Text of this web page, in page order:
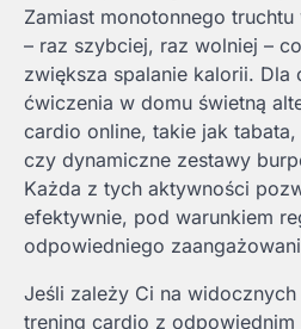
Zamiast monotonnego
– raz szybciej, raz wolniej –
zwiększa spalanie kalorii. Dla
ćwiczenia w domu świetną
cardio online, takie jak
czy dynamiczne zestawy
Każda z tych aktywności
efektywnie, pod warunkiem
odpowiedniego
Jeśli zależy Ci na widocznych
trening cardio z